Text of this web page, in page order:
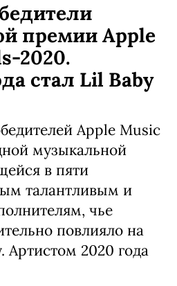
премии Apple
2020.
стал Lil Baby
Apple Music
музыкальной
в пяти
талантливым и
чье
повлияло на
2020 года